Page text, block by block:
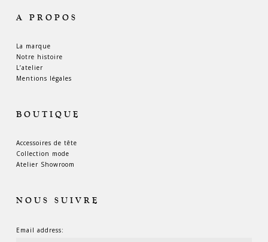
A PROPOS
La marque
Notre histoire
L’atelier
Mentions légales
BOUTIQUE
Accessoires de tête
Collection mode
Atelier Showroom
NOUS SUIVRE
Email address: